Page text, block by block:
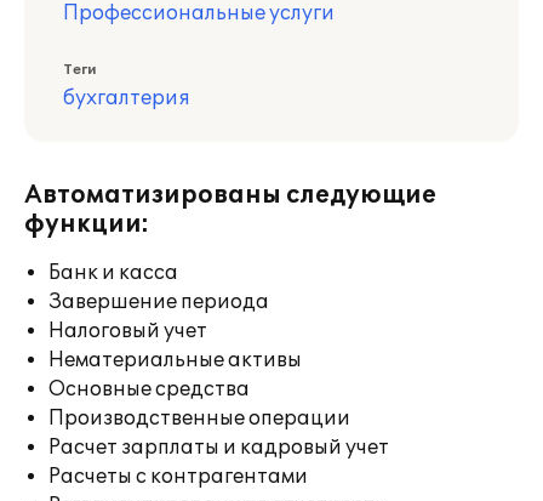
Профессиональные услуги
Теги
бухгалтерия
Автоматизированы следующие
функции:
Банк и касса
Завершение периода
Налоговый учет
Нематериальные активы
Основные средства
Производственные операции
Расчет зарплаты и кадровый учет
Расчеты с контрагентами